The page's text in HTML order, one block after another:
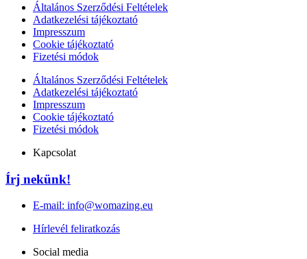
Általános Szerződési Feltételek
Adatkezelési tájékoztató
Impresszum
Cookie tájékoztató
Fizetési módok
Általános Szerződési Feltételek
Adatkezelési tájékoztató
Impresszum
Cookie tájékoztató
Fizetési módok
Kapcsolat
Írj nekünk!
E-mail: info@womazing.eu
Hírlevél feliratkozás
Social media